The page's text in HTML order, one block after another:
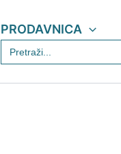
PRODAVNICA
Search
for: